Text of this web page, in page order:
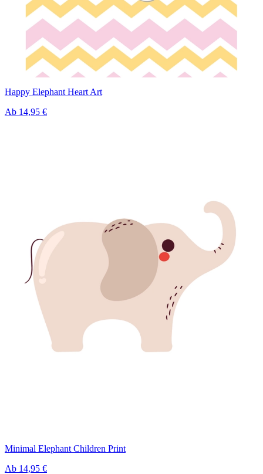
Happy Elephant Heart Art
Ab 14,95 €
Minimal Elephant Children Print
Ab 14,95 €